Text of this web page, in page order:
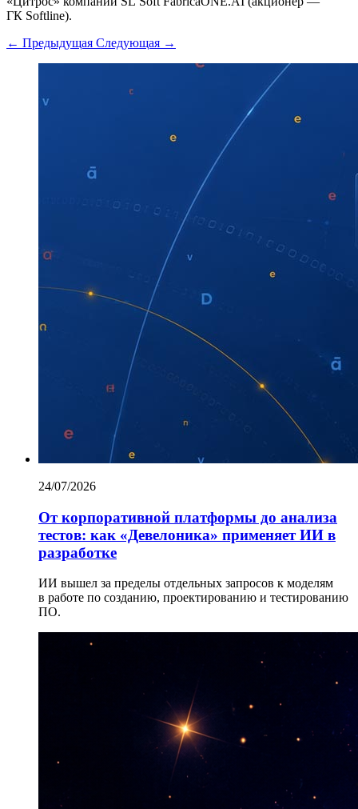
ГК Softline).
← Предыдущая Следующая →
24/07/2026
От корпоративной платформы до анализа
тестов: как «Девелоника» применяет ИИ в
разработке
ИИ вышел за пределы отдельных запросов к моделям
в работе по созданию, проектированию и тестированию
ПО.